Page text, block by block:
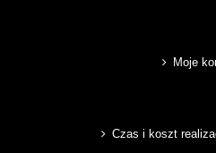
Moje
Czas i koszt